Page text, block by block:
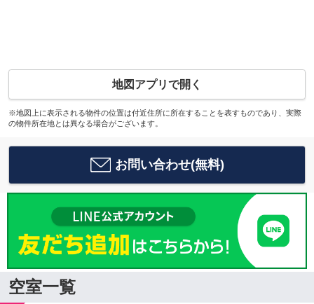
地図アプリで開く
※地図上に表示される物件の位置は付近住所に所在することを表すものであり、実際
の物件所在地とは異なる場合がございます。
お問い合わせ(無料)
空室一覧